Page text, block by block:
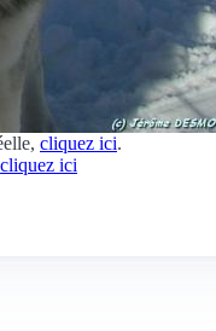
cliquez ici.
cliquez ici